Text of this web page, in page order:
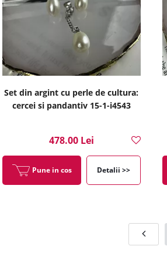
Set din argint cu perle de cultura:
cercei si pandantiv 15-1-i4543
478.00 Lei
Pune in cos Detalii >>